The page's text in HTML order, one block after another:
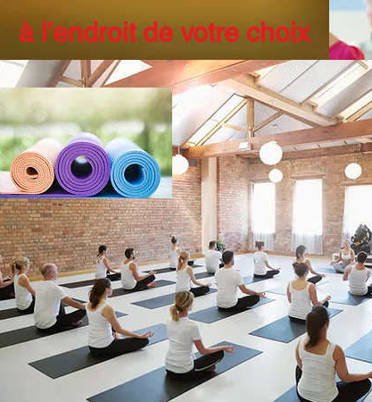
à l'endroit de votre choix